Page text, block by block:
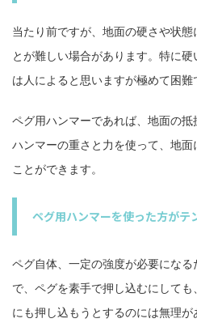
当たり前ですが、地面の硬さや状
とが難しい場合があります。特に
は人によると思いますが極めて困難
ペグ用ハンマーであれば、地面の抵
ハンマーの重さと力を使って、地
ことができます。
ペグ用ハンマーを使った方がテ
ペグ自体、一定の強度が必要にな
で、ペグを素手で押し込むにして
にも押し込もうとするのには無理が